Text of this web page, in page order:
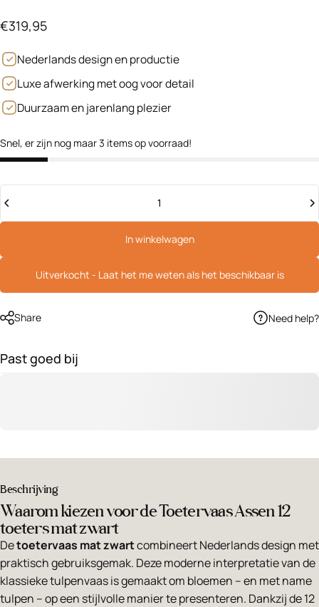
€319,95
Nederlands design en productie
Luxe afwerking met oog voor detail
Duurzaam en jarenlang plezier
Snel, er zijn nog maar 3 items op voorraad!
Hoeveelheid
In winkelwagen
Uitverkocht - Laat het me weten als het beschikbaar is
Share Need help?
Past goed bij
Beschrijving
Waarom kiezen voor de Toetervaas Assen 12
toeters mat zwart
Detoetervaas mat zwartcombineert Nederlands design met
praktisch gebruiksgemak. Deze moderne interpretatie van de
klassieke tulpenvaas is gemaakt om bloemen – en met name
tulpen – op een stijlvolle manier te presenteren. Dankzij de 12